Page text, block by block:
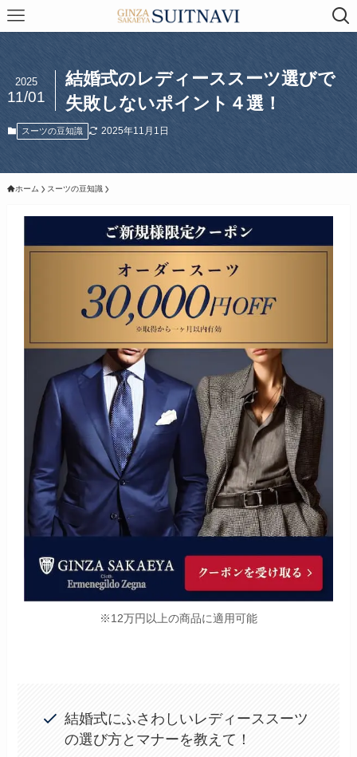
結婚式のレディーススーツ選びで
失敗しないポイント４選！
2025
11/01
スーツの豆知識 2025年11月1日
ホーム スーツの豆知識
※12万円以上の商品に適用可能
結婚式にふさわしいレディーススーツ
の選び方とマナーを教えて！